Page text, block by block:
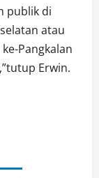
publik di
atau
Pangkalan
Erwin.